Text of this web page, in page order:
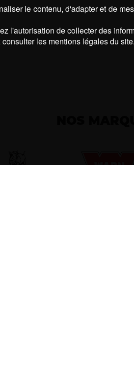
le contenu, d'adapter et de
l'autorisation de collecter des
les mentions légales du site.